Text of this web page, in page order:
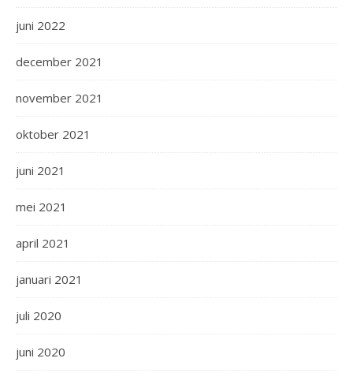
juni 2022
december 2021
november 2021
oktober 2021
juni 2021
mei 2021
april 2021
januari 2021
juli 2020
juni 2020